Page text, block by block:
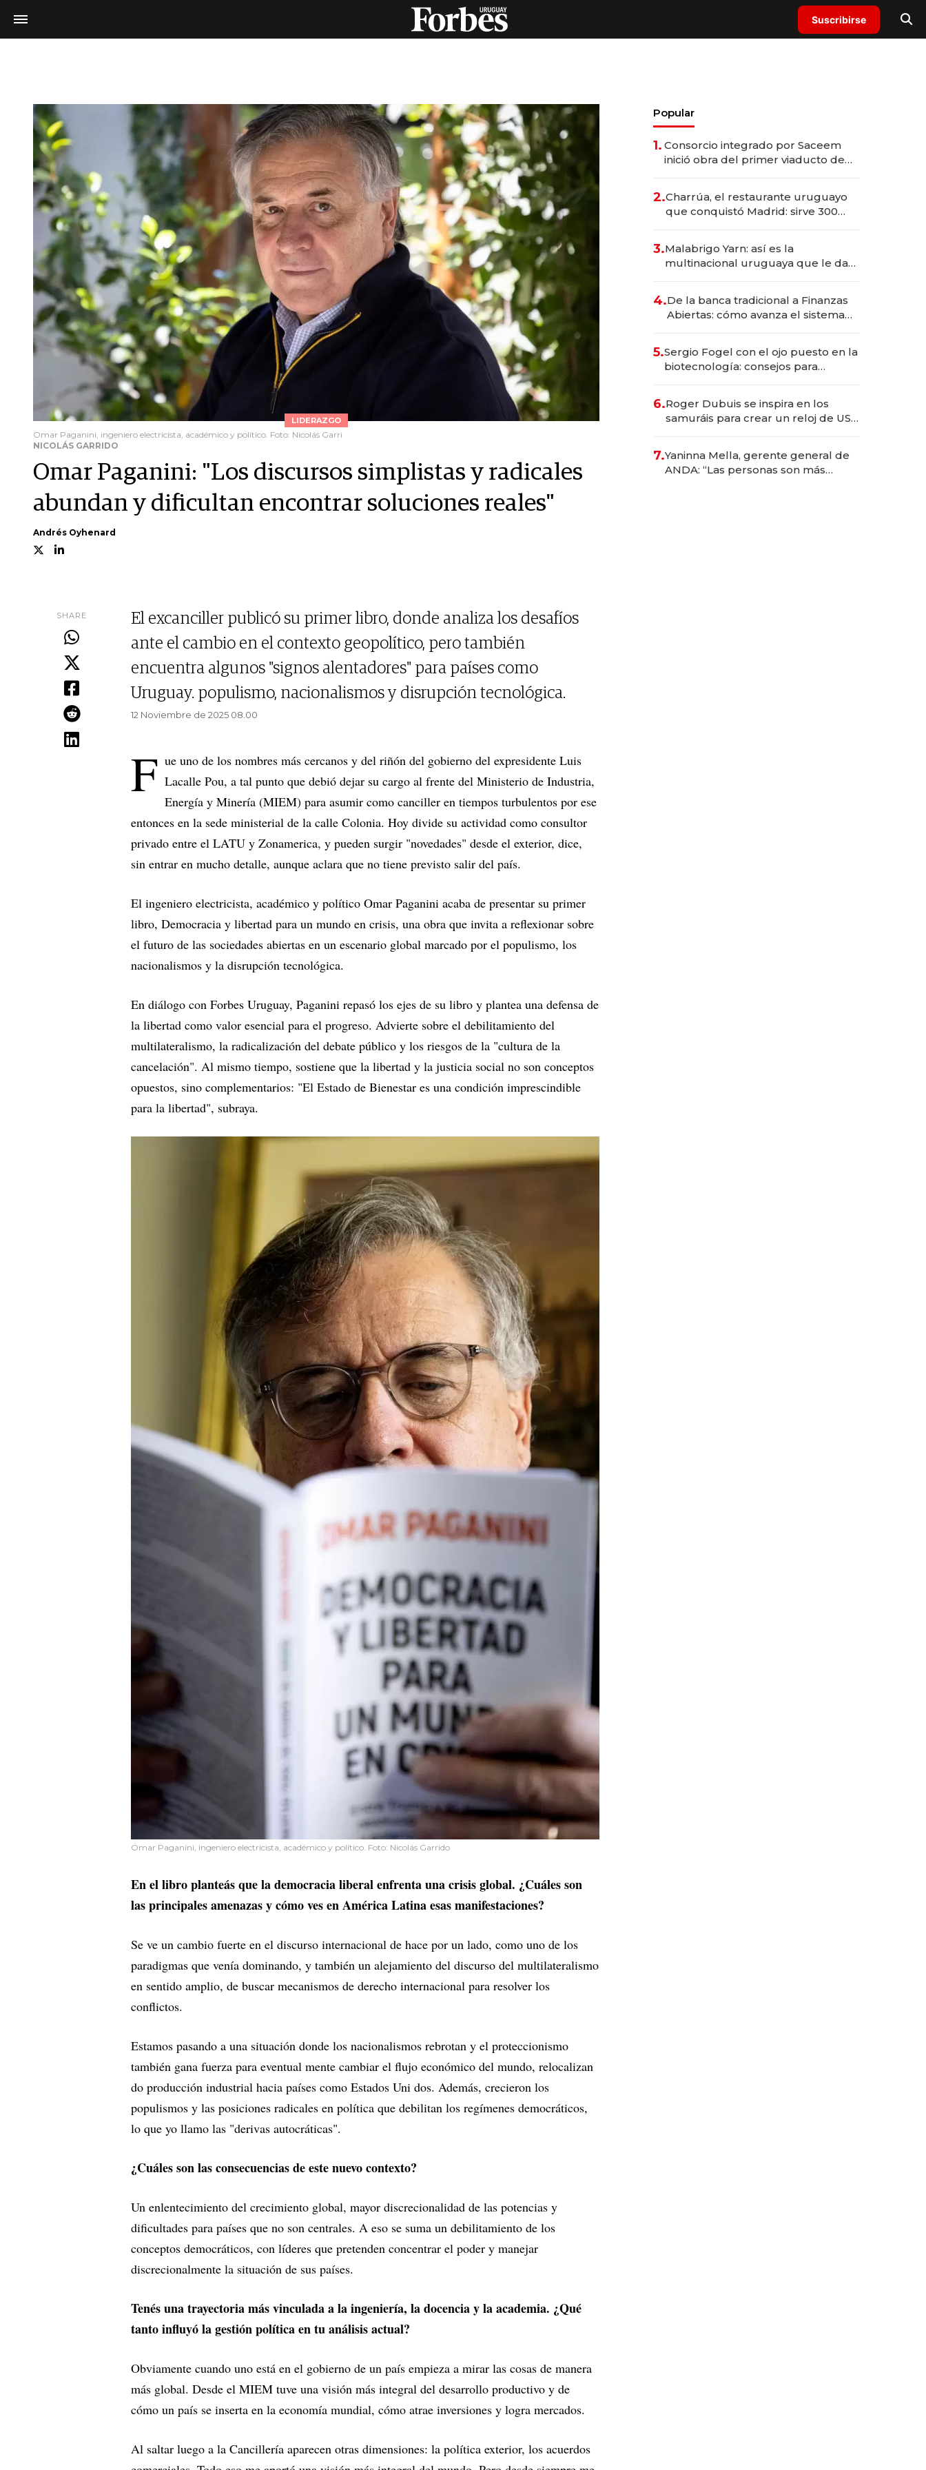
Suscribirse
LIDERAZGO
Omar Paganini, ingeniero electricista, académico y político. Foto: Nicolás Garri
NICOLÁS GARRIDO
Omar Paganini: "Los discursos simplistas y radicales
abundan y dificultan encontrar soluciones reales"
Andrés Oyhenard
SHARE
El excanciller publicó su primer libro, donde analiza los desafíos
ante el cambio en el contexto geopolítico, pero también
encuentra algunos "signos alentadores" para países como
Uruguay. populismo, nacionalismos y disrupción tecnológica.
12 Noviembre de 2025 08.00
F ue uno de los nombres más cercanos y del riñón del gobierno del expresidente Luis
Lacalle Pou, a tal punto que debió dejar su cargo al frente del Ministerio de Industria,
Energía y Minería (MIEM) para asumir como canciller en tiempos turbulentos por ese
entonces en la sede ministerial de la calle Colonia. Hoy divide su actividad como consultor
privado entre el LATU y Zonamerica, y pueden surgir "novedades" desde el exterior, dice,
sin entrar en mucho detalle, aunque aclara que no tiene previsto salir del país.
El ingeniero electricista, académico y político Omar Paganini acaba de presentar su primer
libro, Democracia y libertad para un mundo en crisis, una obra que invita a reflexionar sobre
el futuro de las sociedades abiertas en un escenario global marcado por el populismo, los
nacionalismos y la disrupción tecnológica.
En diálogo con Forbes Uruguay, Paganini repasó los ejes de su libro y plantea una defensa de
la libertad como valor esencial para el progreso. Advierte sobre el debilitamiento del
multilateralismo, la radicalización del debate público y los riesgos de la "cultura de la
cancelación". Al mismo tiempo, sostiene que la libertad y la justicia social no son conceptos
opuestos, sino complementarios: "El Estado de Bienestar es una condición imprescindible
para la libertad", subraya.
Omar Paganini, ingeniero electricista, académico y político. Foto: Nicolás Garrido
En el libro planteás que la democracia liberal enfrenta una crisis global. ¿Cuáles son
las principales amenazas y cómo ves en América Latina esas manifestaciones?
Se ve un cambio fuerte en el discurso internacional de hace por un lado, como uno de los
paradigmas que venía dominando, y también un alejamiento del discurso del multilateralismo
en sentido amplio, de buscar mecanismos de derecho internacional para resolver los
conflictos.
Estamos pasando a una situación donde los nacionalismos rebrotan y el proteccionismo
también gana fuerza para eventual mente cambiar el flujo económico del mundo, relocalizan
do producción industrial hacia países como Estados Uni dos. Además, crecieron los
populismos y las posiciones radicales en política que debilitan los regímenes democráticos,
lo que yo llamo las "derivas autocráticas".
¿Cuáles son las consecuencias de este nuevo contexto?
Un enlentecimiento del crecimiento global, mayor discrecionalidad de las potencias y
dificultades para países que no son centrales. A eso se suma un debilitamiento de los
conceptos democráticos, con líderes que pretenden concentrar el poder y manejar
discrecionalmente la situación de sus países.
Tenés una trayectoria más vinculada a la ingeniería, la docencia y la academia. ¿Qué
tanto influyó la gestión política en tu análisis actual?
Obviamente cuando uno está en el gobierno de un país empieza a mirar las cosas de manera
más global. Desde el MIEM tuve una visión más integral del desarrollo productivo y de
cómo un país se inserta en la economía mundial, cómo atrae inversiones y logra mercados.
Al saltar luego a la Cancillería aparecen otras dimensiones: la política exterior, los acuerdos
Popular
1. Consorcio integrado por Saceem
inició obra del primer viaducto de
millones
2.Charrúa, el restaurante uruguayo
que conquistó Madrid: sirve 300
prepara apertura
3.Malabrigo Yarn: así es la
multinacional uruguaya que le da
4.De la banca tradicional a Finanzas
Abiertas: cómo avanza el sistema
5.Sergio Fogel con el ojo puesto en la
biotecnología: consejos para
6.Roger Dubuis se inspira en los
samuráis para crear un reloj de US$
7.Yaninna Mella, gerente general de
ANDA: “Las personas son más